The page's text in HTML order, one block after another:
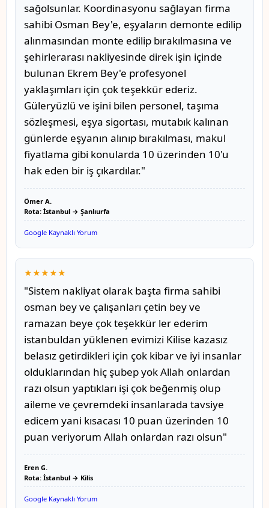
sağolsunlar. Koordinasyonu sağlayan firma
sahibi Osman Bey'e, eşyaların demonte edilip
alınmasından monte edilip bırakılmasına ve
şehirlerarası nakliyesinde direk işin içinde
bulunan Ekrem Bey'e profesyonel
yaklaşımları için çok teşekkür ederiz.
Güleryüzlü ve işini bilen personel, taşıma
sözleşmesi, eşya sigortası, mutabık kalınan
günlerde eşyanın alınıp bırakılması, makul
fiyatlama gibi konularda 10 üzerinden 10'u
hak eden bir iş çıkardılar."
Ömer A.
Rota: İstanbul → Şanlıurfa
Google Kaynaklı Yorum
★★★★★
"Sistem nakliyat olarak başta firma sahibi
osman bey ve çalışanları çetin bey ve
ramazan beye çok teşekkür ler ederim
istanbuldan yüklenen evimizi Kilise kazasız
belasız getirdikleri için çok kibar ve iyi insanlar
olduklarından hiç şubep yok Allah onlardan
razı olsun yaptıkları işi çok beğenmiş olup
aileme ve çevremdeki insanlarada tavsiye
edicem yani kısacası 10 puan üzerinden 10
puan veriyorum Allah onlardan razı olsun"
Eren G.
Rota: İstanbul → Kilis
Google Kaynaklı Yorum